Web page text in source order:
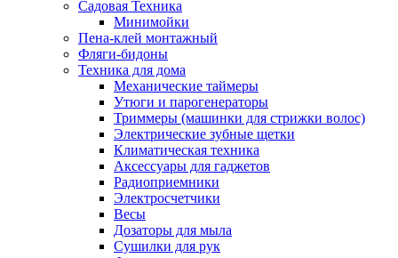
Садовая Техника
Минимойки
Пена-клей монтажный
Фляги-бидоны
Техника для дома
Механические таймеры
Утюги и парогенераторы
Триммеры (машинки для стрижки волос)
Электрические зубные щетки
Климатическая техника
Аксессуары для гаджетов
Радиоприемники
Электросчетчики
Весы
Дозаторы для мыла
Сушилки для рук